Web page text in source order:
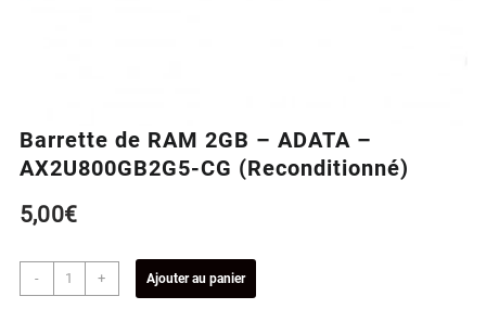
Barrette de RAM 2GB – ADATA –
AX2U800GB2G5-CG (Reconditionné)
5,00€
-
quantité
de
+ Ajouter au panier